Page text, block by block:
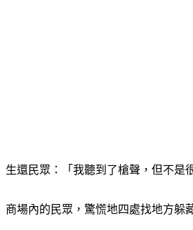
生還民眾：「我聽到了槍聲，但不是
商場內的民眾，驚慌地四處找地方躲